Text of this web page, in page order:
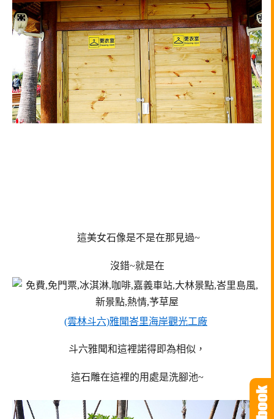
這美女石像是不是在那見過~
沒錯~就是在
(雲林斗六)雅聞峇里海岸觀光工廠
斗六雅聞和這裡諾得即為相似，
這石雕在這裡的用處是洗腳池~